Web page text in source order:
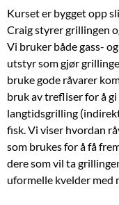
Kurset er bygget opp
Craig styrer grillingen
Vi bruker både gass-
utstyr som gjør
bruke gode råvarer
bruk av trefliser for å
langtidsgrilling
fisk. Vi viser hvordan
som brukes for å få
dere som vil ta
uformelle kvelder med